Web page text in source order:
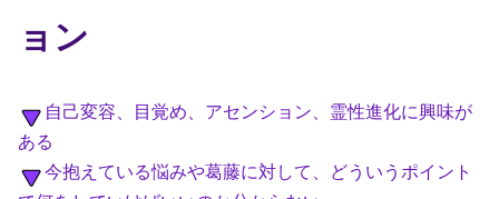
ョン
自己変容、目覚め、アセンション、霊性進化に興味が
ある
今抱えている悩みや葛藤に対して、どういうポイント